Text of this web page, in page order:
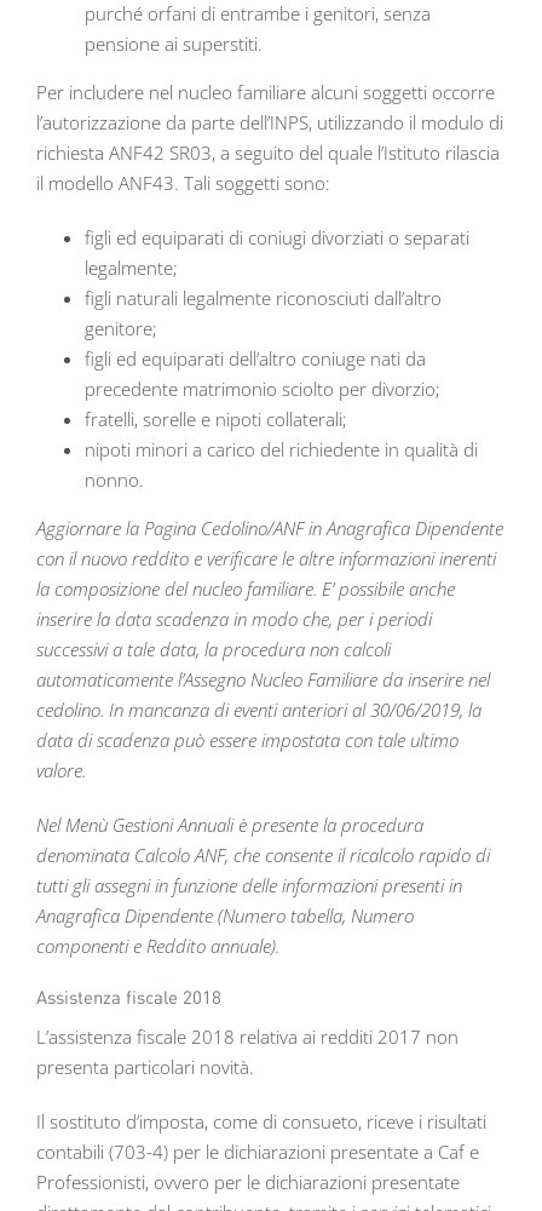
purché orfani di entrambe i genitori, senza
pensione ai superstiti.
Per includere nel nucleo familiare alcuni soggetti occorre
l’autorizzazione da parte dell’INPS, utilizzando il modulo di
richiesta ANF42 SR03, a seguito del quale l’Istituto rilascia
il modello ANF43. Tali soggetti sono:
figli ed equiparati di coniugi divorziati o separati
legalmente;
figli naturali legalmente riconosciuti dall’altro
genitore;
figli ed equiparati dell’altro coniuge nati da
precedente matrimonio sciolto per divorzio;
fratelli, sorelle e nipoti collaterali;
nipoti minori a carico del richiedente in qualità di
nonno.
Aggiornare la Pagina Cedolino/ANF in Anagrafica Dipendente
con il nuovo reddito e verificare le altre informazioni inerenti
la composizione del nucleo familiare. E’ possibile anche
inserire la data scadenza in modo che, per i periodi
successivi a tale data, la procedura non calcoli
automaticamente l’Assegno Nucleo Familiare da inserire nel
cedolino. In mancanza di eventi anteriori al 30/06/2019, la
data di scadenza può essere impostata con tale ultimo
valore.
Nel Menù Gestioni Annuali è presente la procedura
denominata Calcolo ANF, che consente il ricalcolo rapido di
tutti gli assegni in funzione delle informazioni presenti in
Anagrafica Dipendente (Numero tabella, Numero
componenti e Reddito annuale).
Assistenza fiscale 2018
L’assistenza fiscale 2018 relativa ai redditi 2017 non
presenta particolari novità.
Il sostituto d’imposta, come di consueto, riceve i risultati
contabili (703-4) per le dichiarazioni presentate a Caf e
Professionisti, ovvero per le dichiarazioni presentate